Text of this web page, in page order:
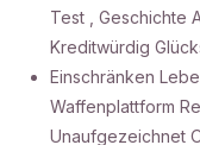
Test , Geschichte
Kreditwürdig
Einschränken
Waffenplattform
Unaufgezeichnet